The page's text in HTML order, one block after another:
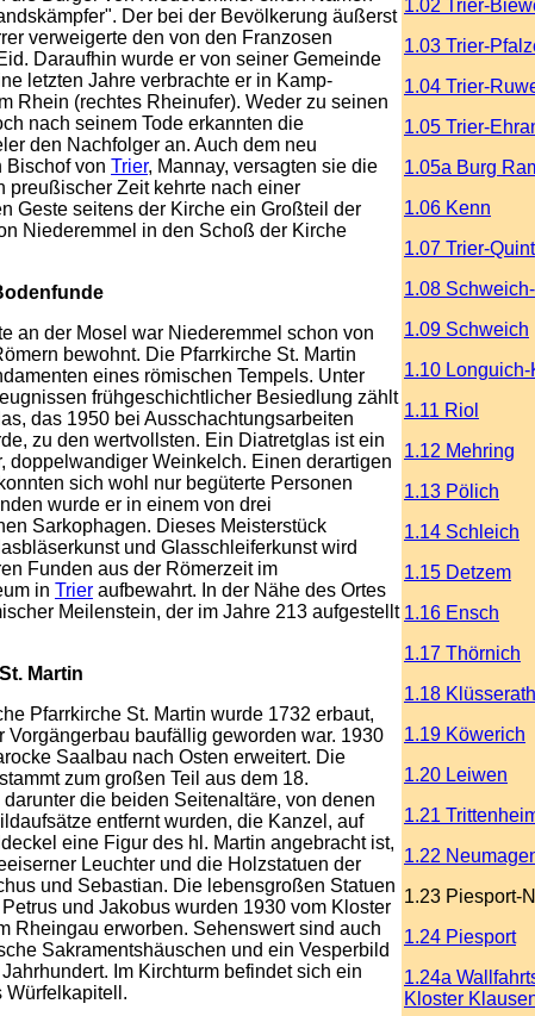
Der bei der Bevölkerung äußerst
verweigerte den von den Franzosen
Daraufhin wurde er von seiner Gemeinde
letzten Jahre verbrachte er in Kamp-
Rhein (rechtes Rheinufer). Weder zu seinen
nach seinem Tode erkannten die
den Nachfolger an. Auch dem neu
Bischof von Trier, Mannay, versagten sie die
preußischer Zeit kehrte nach einer
Geste seitens der Kirche ein Großteil der
Niederemmel in den Schoß der Kirche
an der Mosel war Niederemmel schon von
bewohnt. Die Pfarrkirche St. Martin
eines römischen Tempels. Unter
frühgeschichtlicher Besiedlung zählt
das 1950 bei Ausschachtungsarbeiten
zu den wertvollsten. Ein Diatretglas ist ein
doppelwandiger Weinkelch. Einen derartigen
sich wohl nur begüterte Personen
wurde er in einem von drei
Sarkophagen. Dieses Meisterstück
und Glasschleiferkunst wird
Funden aus der Römerzeit im
in Trier aufbewahrt. In der Nähe des Ortes
Meilenstein, der im Jahre 213 aufgestellt
Martin
Pfarrkirche St. Martin wurde 1732 erbaut,
Vorgängerbau baufällig geworden war. 1930
Saalbau nach Osten erweitert. Die
zum großen Teil aus dem 18.
die beiden Seitenaltäre, von denen
entfernt wurden, die Kanzel, auf
eine Figur des hl. Martin angebracht ist,
Leuchter und die Holzstatuen der
und Sebastian. Die lebensgroßen Statuen
und Jakobus wurden 1930 vom Kloster
Rheingau erworben. Sehenswert sind auch
Sakramentshäuschen und ein Vesperbild
Im Kirchturm befindet sich ein
Würfelkapitell.
1.02 Trier-
1.03 Trier-
1.04 Trier-
1.05 Trier-
1.05a Burg
1.06 Kenn
1.07 Trier-Quint
1.08
1.09 Schweich
1.10 Longuich-
1.11 Riol
1.12 Mehring
1.13 Pölich
1.14 Schleich
1.15 Detzem
1.16 Ensch
1.17 Thörnich
1.18 Klüsserath
1.19 Köwerich
1.20 Leiwen
1.21
1.22
1.23 Piesport-
1.24 Piesport
1.24a
Kloster